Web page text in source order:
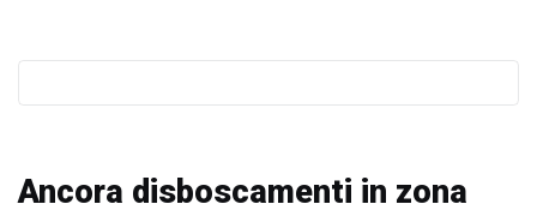
Ancora disboscamenti in zona